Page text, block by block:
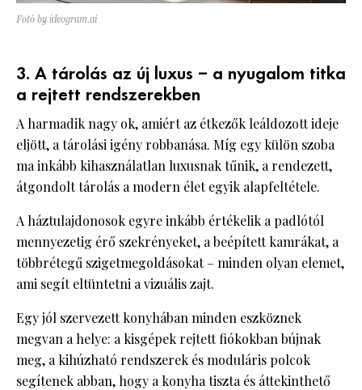
Fotó by ideogram.ai
3. A tárolás az új luxus – a nyugalom titka
a rejtett rendszerekben
A harmadik nagy ok, amiért az étkezők leáldozott ideje
eljött, a tárolási igény robbanása. Míg egy külön szoba
ma inkább kihasználatlan luxusnak tűnik, a rendezett,
átgondolt tárolás a modern élet egyik alapfeltétele.
A háztulajdonosok egyre inkább értékelik a padlótól
mennyezetig érő szekrényeket, a beépített kamrákat, a
többrétegű szigetmegoldásokat – minden olyan elemet,
ami segít eltüntetni a vizuális zajt.
Egy jól szervezett konyhában minden eszköznek
megvan a helye: a kisgépek rejtett fiókokban bújnak
meg, a kihúzható rendszerek és moduláris polcok
segítenek abban, hogy a konyha tiszta és áttekinthető